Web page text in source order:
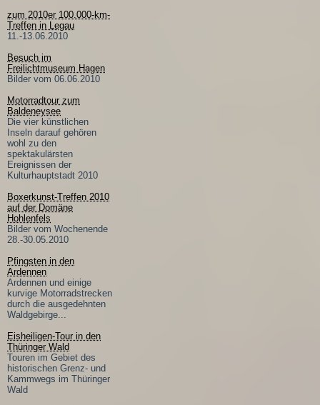
zum 2010er 100.000-km-
Treffen in Legau
11.-13.06.2010
Besuch im
Freilichtmuseum Hagen
Bilder vom 06.06.2010
Motorradtour zum
Baldeneysee
Die vier künstlichen
Inseln darauf gehören
wohl zu den
spektakulärsten
Ereignissen der
Kulturhauptstadt 2010
Boxerkunst-Treffen 2010
auf der Domäne
Hohlenfels
Bilder vom Wochenende
28.-30.05.2010
Pfingsten in den
Ardennen
Ardennen und einige
kurvige Motorradstrecken
durch die ausgedehnten
Waldgebirge...
Eisheiligen-Tour in den
Thüringer Wald
Touren im Gebiet des
historischen Grenz- und
Kammwegs im Thüringer
Wald